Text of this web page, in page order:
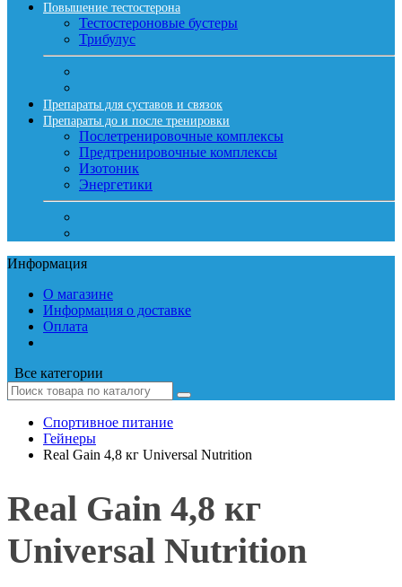
Повышение тестостерона
Тестостероновые бустеры
Трибулус
Препараты для суставов и связок
Препараты до и после тренировки
Послетренировочные комплексы
Предтренировочные комплексы
Изотоник
Энергетики
Информация
О магазине
Информация о доставке
Оплата
Все категории
Спортивное питание
Гейнеры
Real Gain 4,8 кг Universal Nutrition
Real Gain 4,8 кг
Universal Nutrition